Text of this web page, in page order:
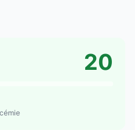
20